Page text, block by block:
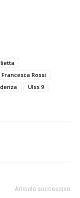
Rossi
Ulss 9
Articolo successivo